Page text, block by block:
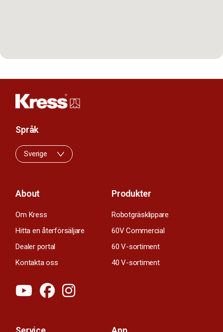
About
Om Kress
Hitta en återförsäljare
Dealer portal
Kontakta oss
Produkter
Robotgräsklippare
60V Commercial
60 V-sortiment
40 V-sortiment
Språk
Sverige